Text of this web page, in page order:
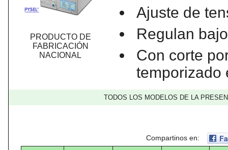
PRODUCTO DE
FABRICACIÓN
NACIONAL
Ajuste de
Regulan
Con corte
temporizado
TODOS LOS MODELOS DE LA
Compartinos en: